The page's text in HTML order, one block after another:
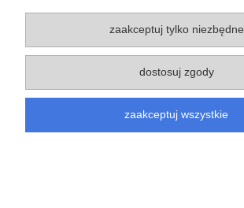
zaakceptuj tylko niezbędne
dostosuj zgody
zaakceptuj wszystkie